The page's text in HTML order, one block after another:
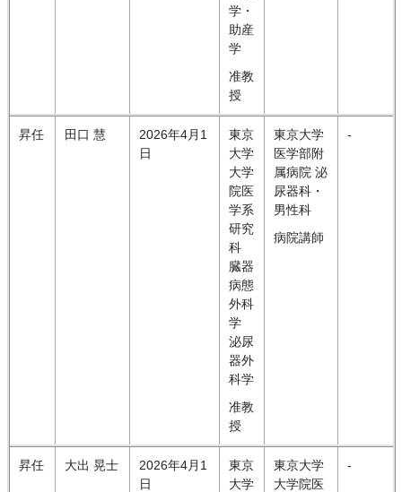
学・
助産
学
准教
授
昇任 田口 慧
2026年4月1
日
東京
大学
大学
院医
学系
研究
科
臓器
病態
外科
学
泌尿
器外
科学
准教
授
東京大学
医学部附
属病院 泌
尿器科・
男性科
病院講師
-
昇任 大出 晃士
2026年4月1
日
東京
大学
東京大学
大学院医
-